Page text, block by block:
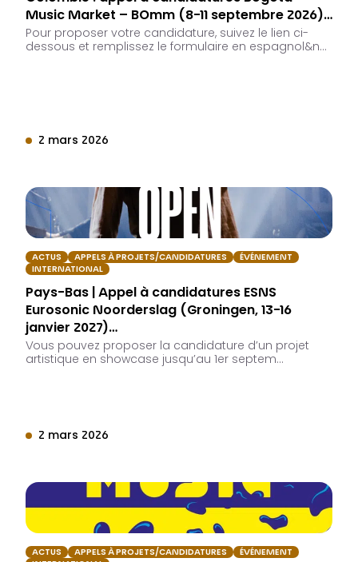
Music Market – BOmm (8-11 septembre 2026)…
Pour proposer votre candidature, suivez le lien ci-
dessous et remplissez le formulaire en espagnol&n…
2 mars 2026
ACTUS APPELS À PROJETS/CANDIDATURES
ÉVÉNEMENT
INTERNATIONAL
Pays-Bas | Appel à candidatures ESNS
Eurosonic Noorderslag (Groningen, 13-16
janvier 2027)…
Vous pouvez proposer la candidature d’un projet
artistique en showcase jusqu’au 1er septem…
2 mars 2026
ACTUS APPELS À PROJETS/CANDIDATURES
ÉVÉNEMENT